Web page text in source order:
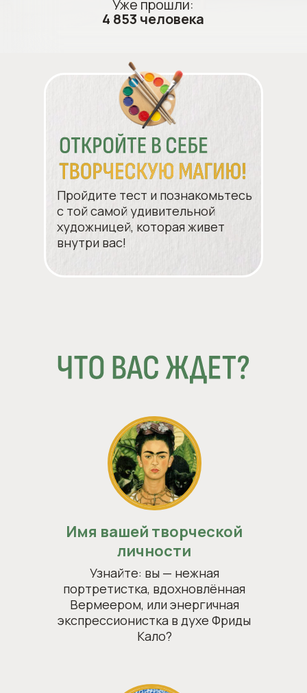
Уже прошли:
4 853 человека
Пройдите тест и познакомьтесь
с той самой удивительной
художницей, которая живет
внутри вас!
Имя вашей творческой
личности
Узнайте: вы — нежная
портретистка, вдохновлённая
Вермеером, или энергичная
экспрессионистка в духе Фриды
Кало?